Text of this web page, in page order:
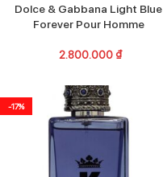
Dolce & Gabbana Light Blue
Forever Pour Homme
2.800.000 ₫
-17%